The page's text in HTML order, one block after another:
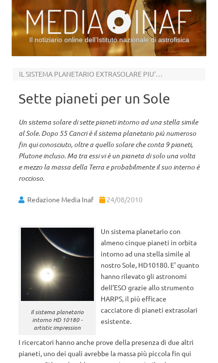
Il notiziario online dell’Istituto nazionale di astrofisica
IL SISTEMA PLANETARIO EXTRASOLARE PIU’ NUMEROSO
Sette pianeti per un Sole
Un sistema solare di sette pianeti intorno ad una stella simile
al Sole. Dopo 55 Cancri è il sistema planetario più numeroso
fin qui conosciuto, oltre a quello solare che conta 9 pianeti,
Plutone incluso. Ma tra essi vi è un pianeta di solo una volta
e mezzo la massa della Terra e probabilmente il suo interno è
roccioso.
Redazione Media Inaf 24/08/2010
Il sistema planetario
intorno HD 10180 -
artistic impression
Un sistema planetario con
almeno cinque pianeti in orbita
intorno ad una stella simile al
nostro Sole, HD10180. E’ quanto
hanno rilevato gli astronomi
dell’ESO grazie allo strumento
HARPS, il più efficace
cacciatore di pianeti extrasolari
esistente.
I ricercatori hanno anche prove della presenza di due altri
pianeti, uno dei quali avrebbe la massa più piccola fin qui